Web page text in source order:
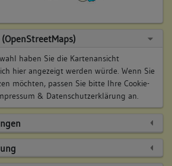
haben Sie die Kartenansicht
hier angezeigt werden würde. Wenn Sie
möchten, passen Sie bitte Ihre Cookie-
& Datenschutzerklärung an.